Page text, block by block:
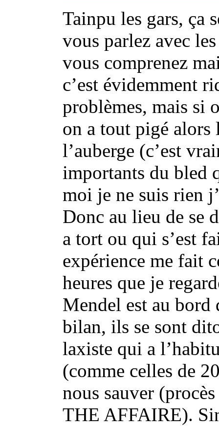
Tainpu les gars, ça
vous parlez avec
vous comprenez
c’est évidemment
problèmes, mais si
on a tout pigé alors
l’auberge (c’est
importants du bled
moi je ne suis rien
Donc au lieu de se
a tort ou qui s’est
expérience me fait
heures que je
Mendel est au
bilan, ils se sont
laxiste qui a
(comme celles de
nous sauver
THE AFFAIRE).